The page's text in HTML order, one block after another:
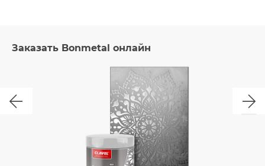
Заказать Bonmetal онлайн